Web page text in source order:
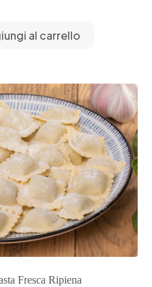
al carrello
Fresca Ripiena